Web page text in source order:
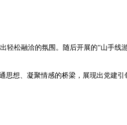
松融洽的氛围。随后开展的“山手线
想、凝聚情感的桥梁，展现出党建引